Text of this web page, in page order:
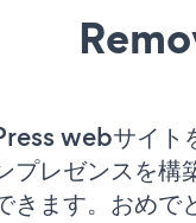
webサイト
プレゼンスを構
ます。おめで